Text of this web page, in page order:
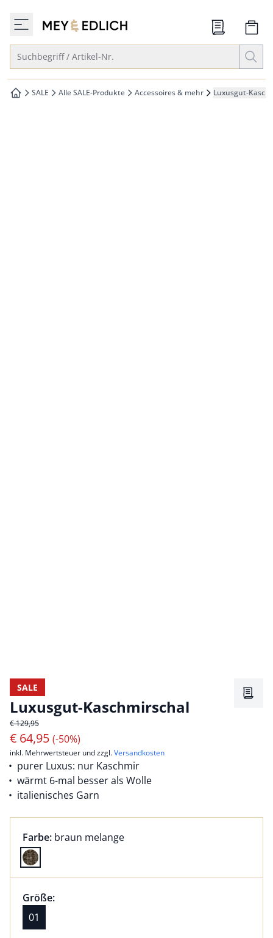
springen
springen
zur Startseite
Suchbegriff / Artikel-Nr.
zur Startseite
SALE Alle SALE-Produkte Accessoires & mehr Luxusgut-
SALE
Luxusgut-Kaschmirschal
€ 129,95
€ 64,95 (-50%)
inkl. Mehrwertsteuer und zzgl.Versandkosten
purer Luxus: nur Kaschmir
wärmt 6-mal besser als Wolle
italienisches Garn
Farbauswahl:
Farbe: aktuell ausgewählt:
braun melange
Farbe braun melange ausgewählt
Größenauswahl:
Größe:
Größe 01 ausgewählt
01